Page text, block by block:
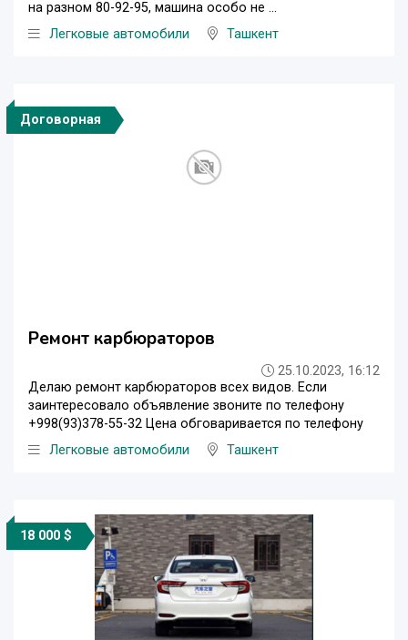
на разном 80-92-95, машина особо не ...
Легковые автомобили
Ташкент
Договорная
Ремонт карбюраторов
25.10.2023, 16:12
Делаю ремонт карбюраторов всех видов. Если
заинтересовало объявление звоните по телефону
+998(93)378-55-32 Цена обговаривается по телефону
Легковые автомобили
Ташкент
18 000 $